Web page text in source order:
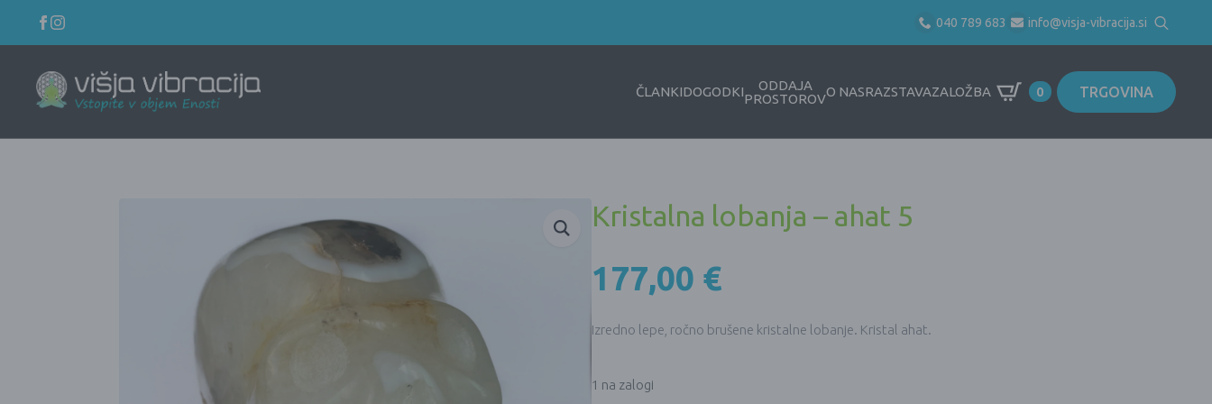
040 789 683 info@visja-vibracija.si
Search
for:
ČLANKIDOGODKI
ODDAJA
PROSTOROVO NASRAZSTAVAZALOŽBA 0 TRGOVINA
Kristalna lobanja – ahat 5
177,00 €
Izredno lepe, ročno brušene kristalne lobanje. Kristal ahat.
1 na zalogi